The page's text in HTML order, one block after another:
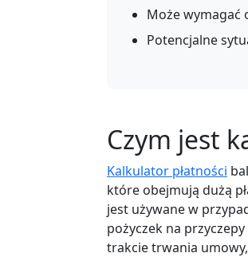
Może wymagać
Potencjalne
Czym jest
Kalkulator płatności
które obejmują dużą
jest używane w
pożyczek na
trakcie trwania